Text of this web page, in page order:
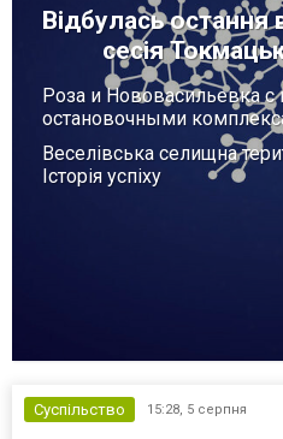
Відбулась остання
сесія
Роза и Нововасильевка
остановочными
Веселівська селищна
Історія успіху
Суспільство 15:28, 5 серпня